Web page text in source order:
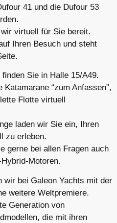
41 und die Dufour 53
virtuell für Sie bereit.
Ihren Besuch und steht
Sie in Halle 15/A49.
“zum Anfassen”,
Flotte virtuell
laden wir Sie ein, Ihren
zu erleben.
gerne bei allen Fragen auch
Motoren.
wir bei Galeon Yachts mit der
weitere Weltpremiere.
Generation von
die mit ihren